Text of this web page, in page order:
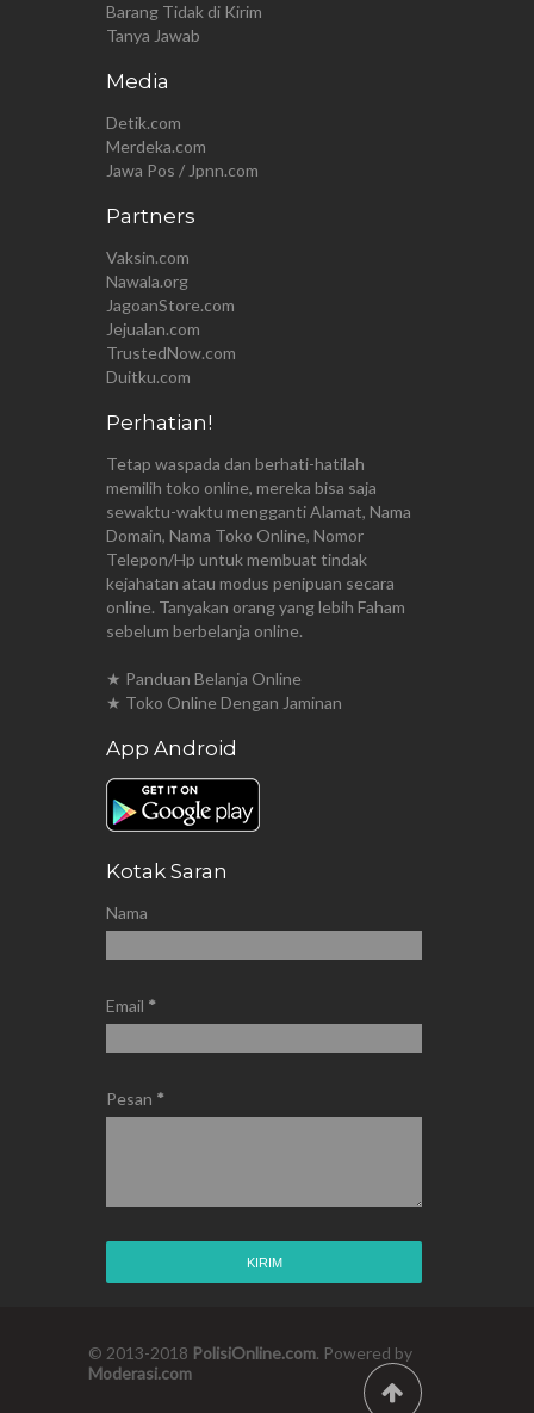
Barang Tidak di Kirim
Tanya Jawab
Media
Detik.com
Merdeka.com
Jawa Pos / Jpnn.com
Partners
Vaksin.com
Nawala.org
JagoanStore.com
Jejualan.com
TrustedNow.com
Duitku.com
Perhatian!
Tetap waspada dan berhati-hatilah
memilih toko online, mereka bisa saja
sewaktu-waktu mengganti Alamat, Nama
Domain, Nama Toko Online, Nomor
Telepon/Hp untuk membuat tindak
kejahatan atau modus penipuan secara
online. Tanyakan orang yang lebih Faham
sebelum berbelanja online.
★ Panduan Belanja Online
★ Toko Online Dengan Jaminan
App Android
Kotak Saran
Nama
Email *
Pesan *
© 2013-2018 PolisiOnline.com. Powered by
Moderasi.com